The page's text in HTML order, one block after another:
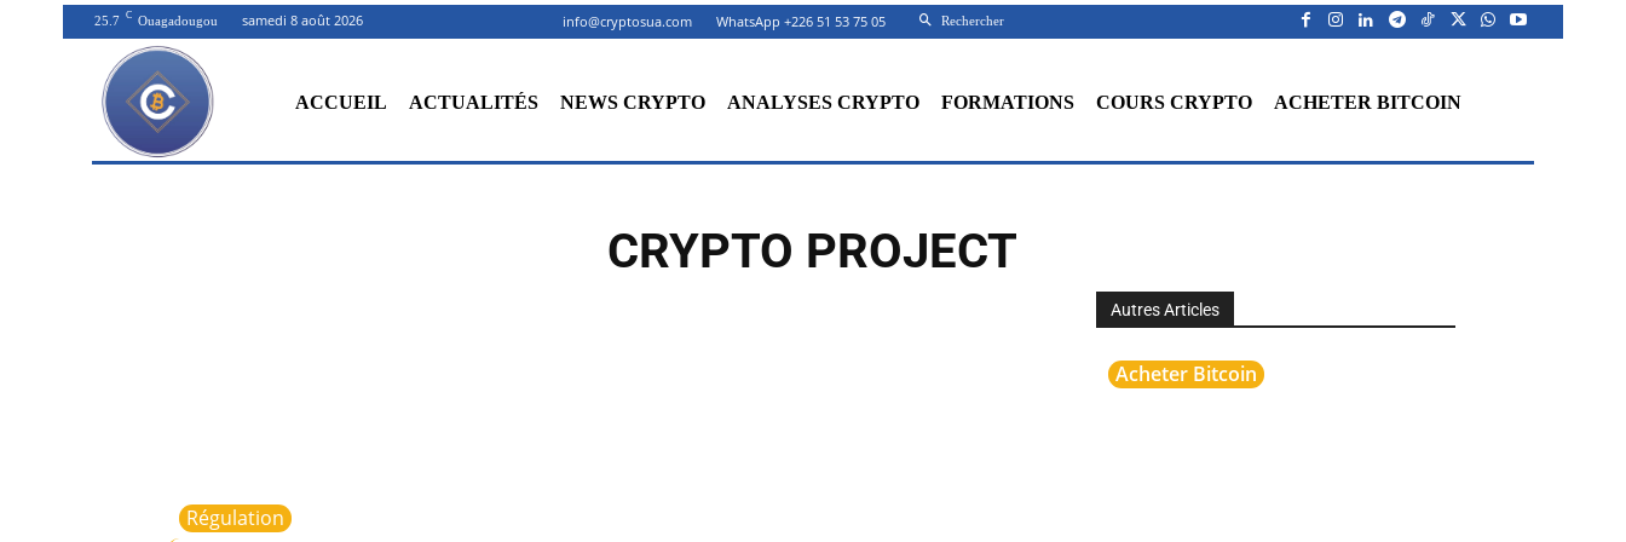
25.7 C Ouagadougou samedi 8 août 2026 info@cryptosua.com WhatsApp +226 51 53 75 05 Rechercher
ACCUEIL ACTUALITÉS NEWS CRYPTO ANALYSES CRYPTO FORMATIONS COURS CRYPTO ACHETER BITCOIN
CRYPTO PROJECT
Régulation
Autres Articles
Acheter Bitcoin